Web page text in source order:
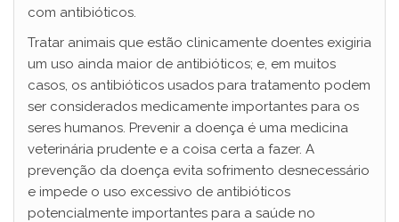
com antibióticos.
Tratar animais que estão clinicamente doentes exigiria
um uso ainda maior de antibióticos; e, em muitos
casos, os antibióticos usados para tratamento podem
ser considerados medicamente importantes para os
seres humanos. Prevenir a doença é uma medicina
veterinária prudente e a coisa certa a fazer. A
prevenção da doença evita sofrimento desnecessário
e impede o uso excessivo de antibióticos
potencialmente importantes para a saúde no